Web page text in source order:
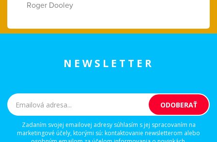
Roger Dooley
NEWSLETTER
Zadaním svojej emailovej adresy súhlasím s jej spracovaním na
marketingové účely, ktorými sú: kontaktovanie newsletterom alebo